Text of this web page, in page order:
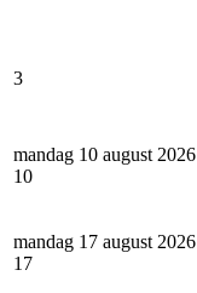
3
mandag 10 august 2026
10
mandag 17 august 2026
17